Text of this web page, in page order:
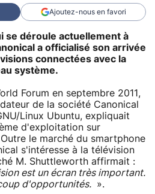
Ajoutez-nous en favori
se déroule actuellement à
a officialisé son arrivée
connectées avec la
système.
Forum en septembre 2011,
de la société Canonical
Linux Ubuntu, expliquait
d'exploitation sur
le marché du smartphone
s'intéresse à la télévision
M. Shuttleworth affirmait :
est un écran très important.
d'opportunités.
».